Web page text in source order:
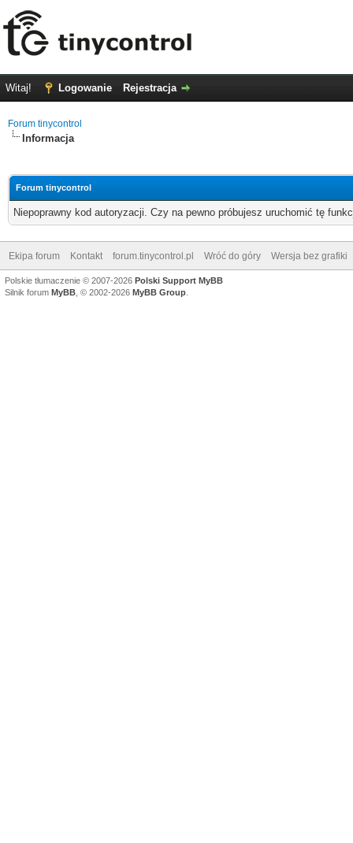
Witaj! Logowanie Rejestracja
Forum tinycontrol
Informacja
Forum tinycontrol
Niepoprawny kod autoryzacji. Czy na pewno próbujesz uruchomić tę
Ekipa forum Kontakt forum.tinycontrol.pl Wróć do góry Wersja bez grafiki
Polskie tłumaczenie © 2007-2026 Polski Support MyBB
Silnik forum MyBB , © 2002-2026 MyBB Group